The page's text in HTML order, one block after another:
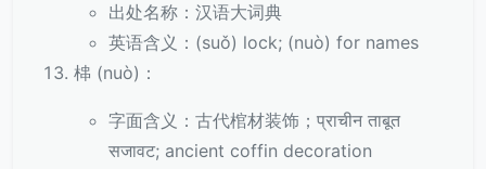
出处名称：汉语大词典
英语含义：(suǒ) lock; (nuò) for names
梙 (nuò)：
字面含义：古代棺材装饰；प्राचीन ताबूत
सजावट; ancient coffin decoration